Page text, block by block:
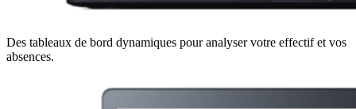
Des tableaux de bord dynamiques pour analyser votre effectif et vos
absences.